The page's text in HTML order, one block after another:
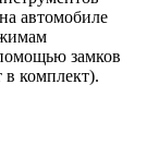
автомобиле
замков
в комплект).